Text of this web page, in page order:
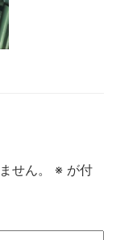
せん。 ※ が付